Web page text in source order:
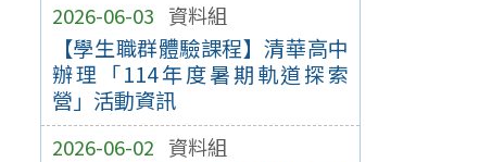
2026-06-03 資料組
【學生職群體驗課程】清華高中
辦理「114年度暑期軌道探索
營」活動資訊
2026-06-02 資料組